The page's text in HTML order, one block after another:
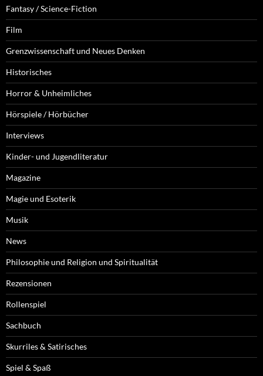
Fantasy / Science-Fiction
Film
Grenzwissenschaft und Neues Denken
Historisches
Horror & Unheimliches
Hörspiele / Hörbücher
Interviews
Kinder- und Jugendliteratur
Magazine
Magie und Esoterik
Musik
News
Philosophie und Religion und Spiritualität
Rezensionen
Rollenspiel
Sachbuch
Skurriles & Satirisches
Spiel & Spaß